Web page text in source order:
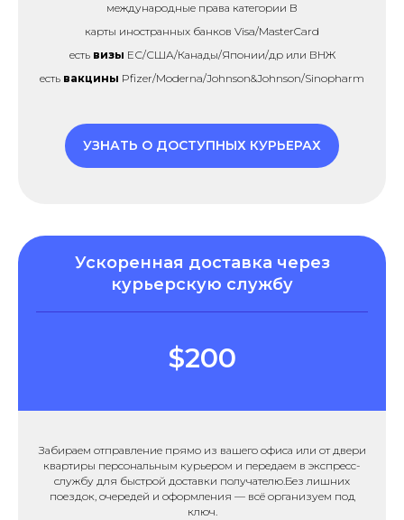
международные права категории B
карты иностранных банков Visa/MasterCard
есть визы ЕС/США/Канады/Японии/др или ВНЖ
есть вакцины Pfizer/Moderna/Johnson&Johnson/Sinopharm
УЗНАТЬ О ДОСТУПНЫХ КУРЬЕРАХ
Ускоренная доставка через
курьерскую службу
$200
Забираем отправление прямо из вашего офиса или от двери
квартиры персональным курьером и передаем в экспресс-
службу для быстрой доставки получателю.Без лишних
поездок, очередей и оформления — всё организуем под
ключ.